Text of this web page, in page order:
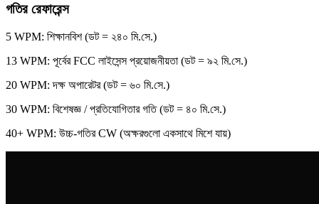
গতির রেফারেন্স
5 WPM: শিক্ষানবিশ (ডট = ২৪০ মি.সে.)
13 WPM: পূর্বের FCC লাইসেন্স প্রয়োজনীয়তা (ডট = ৯২ মি.সে.)
20 WPM: দক্ষ অপারেটর (ডট = ৬০ মি.সে.)
30 WPM: বিশেষজ্ঞ / প্রতিযোগিতার গতি (ডট = ৪০ মি.সে.)
40+ WPM: উচ্চ-গতির CW (অক্ষরগুলো একসাথে মিশে যায়)